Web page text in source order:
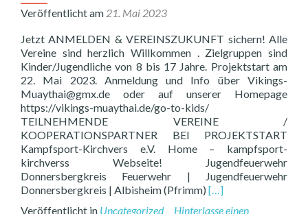
Veröffentlicht am 21. Mai 2023
Jetzt ANMELDEN & VEREINSZUKUNFT sichern! Alle
Vereine sind herzlich Willkommen . Zielgruppen sind
Kinder/Jugendliche von 8 bis 17 Jahre. Projektstart am
22. Mai 2023. Anmeldung und Info über Vikings-
Muaythai@gmx.de oder auf unserer Homepage
https://vikings-muaythai.de/go-to-kids/
TEILNEHMENDE VEREINE /
KOOPERATIONSPARTNER BEI PROJEKTSTART
Kampfsport-Kirchvers e.V. Home – kampfsport-
kirchverss Webseite! Jugendfeuerwehr
Donnersbergkreis Feuerwehr | Jugendfeuerwehr
Donnersbergkreis | Albisheim (Pfrimm) Read
[…]
Veröffentlicht in Uncategorized
Hinterlasse einen